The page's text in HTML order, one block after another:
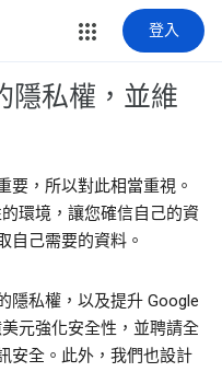
登入
隱私權，並維
要，所以對此相當重視。
環境，讓您確信自己的資
自己需要的資料。
隱私權，以及提升 Google
元強化安全性，並聘請全
安全。此外，我們也設計